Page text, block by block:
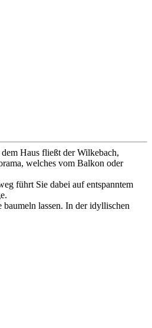
Haus fließt der Wilkebach,
welches vom Balkon oder
führt Sie dabei auf entspanntem
lassen. In der idyllischen